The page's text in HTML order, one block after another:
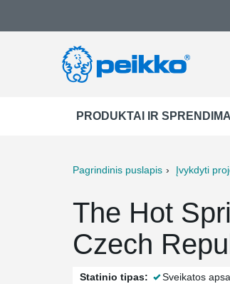
PRODUKTAI IR SPRENDIMAI
Pagrindinis puslapis Įvykdyti
The Hot
Czech
Statinio tipas: Sveikatos